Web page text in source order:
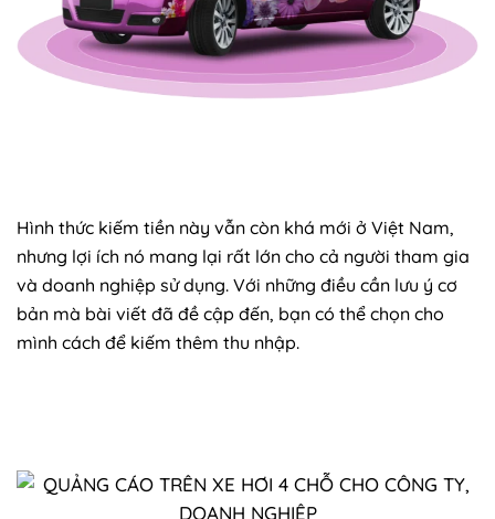
Hình thức kiếm tiền này vẫn còn khá mới ở Việt Nam,
nhưng lợi ích nó mang lại rất lớn cho cả người tham gia
và doanh nghiệp sử dụng. Với những điều cần lưu ý cơ
bản mà bài viết đã đề cập đến, bạn có thể chọn cho
mình cách để kiếm thêm thu nhập.